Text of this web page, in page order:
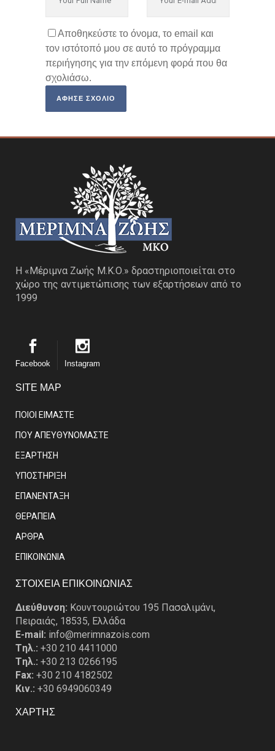
Αποθηκεύστε το όνομα, το email και
τον ιστότοπό μου σε αυτό το πρόγραμμα
περιήγησης για την επόμενη φορά που θα
σχολιάσω.
Η «Μέριμνα Ζωής Μ.Κ.Ο.» δραστηριοποιείται στο
χώρο της αντιμετώπισης των εξαρτήσεων από το
1999
Facebook Instagram
SITE MAP
ΠΟΙΟΙ ΕΙΜΑΣΤE
ΠΟΥ ΑΠΕΥΘΥΝΟΜΑΣΤΕ
ΕΞΑΡΤΗΣΗ
ΥΠΟΣΤΗΡΙΞΗ
ΕΠΑΝΕΝΤΑΞΗ
ΘΕΡΑΠΕΙΑ
ΑΡΘΡΑ
EΠΙΚΟΙΝΩΝΙΑ
ΣΤΟΙΧΕΙΑ ΕΠΙΚΟΙΝΩΝΙΑΣ
Διεύθυνση: Κουντουριώτου 195 Πασαλιμάνι,
Πειραιάς, 18535, Ελλάδα
E-mail: info@merimnazois.com
Tηλ.: +30 210 4411000
Tηλ.: +30 213 0266195
Fax: +30 210 4182502
Κιν.: +30 6949060349
ΧΑΡΤΗΣ